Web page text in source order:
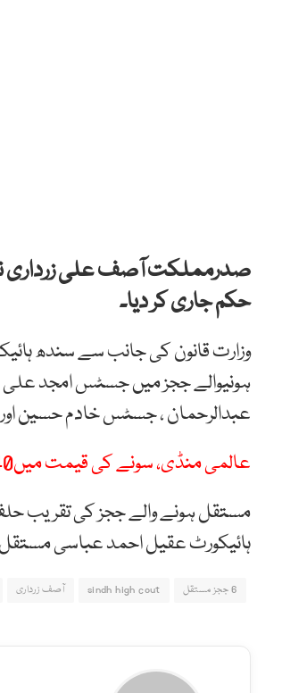
حکم جاری کر دیا۔
ہونیوالے ججز میں جسٹس امجد
عبدالرحمان ، جسٹس خادم حسین
عالمی منڈی، سونے کی قیمت میں40 ڈالر کا بڑا اضافہ
ہائیکورٹ عقیل احمد عباسی
6 ججز مستقل sindh high cout آصف زرداری